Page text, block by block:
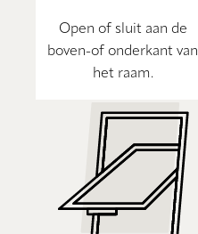
Open of sluit aan de
boven-of onderkant van
het raam.